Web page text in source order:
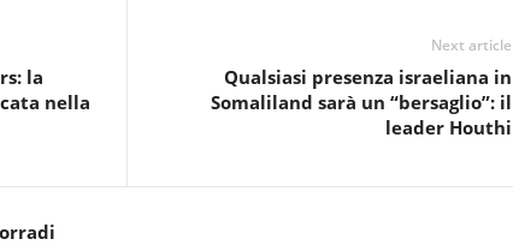
la
nella
Next article
Qualsiasi presenza israeliana in
Somaliland sarà un “bersaglio”: il
leader Houthi